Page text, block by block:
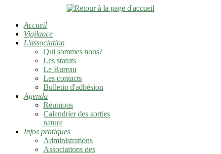
Accueil
Vigilance
L'association
Qui sommes nous?
Les statuts
Le Bureau
Les contacts
Bulletin d'adhésion
Agenda
Réunions
Calendrier des sorties
nature
Infos pratiques
Administrations
Associations des